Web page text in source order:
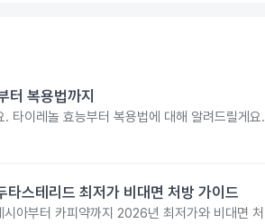
터 복용법까지
타이레놀 효능부터 복용법에 대해 알려드릴게요.
스테리드 최저가 비대면 처방 가이드
아부터 카피약까지 2026년 최저가와 비대면 처